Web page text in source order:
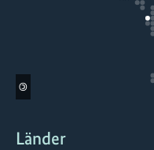
©
Länder